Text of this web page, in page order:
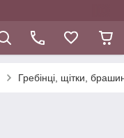
Гребінці, щітки,